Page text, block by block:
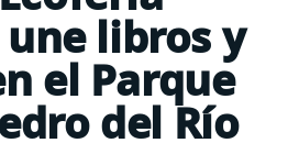
libros y
el Parque
del Río